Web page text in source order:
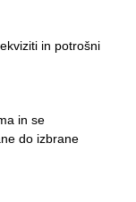
in potrošni
in se
do izbrane